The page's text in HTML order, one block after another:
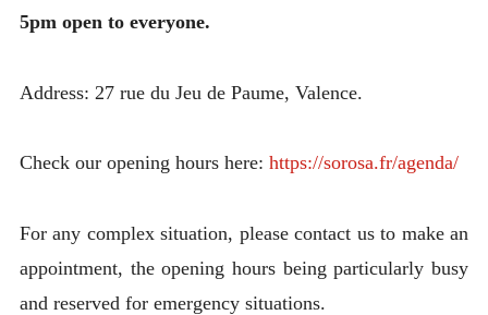
5pm open to everyone.
Address: 27 rue du Jeu de Paume, Valence.
Check our opening hours here: https://sorosa.fr/agenda/
For any complex situation, please contact us to make an
appointment, the opening hours being particularly busy
and reserved for emergency situations.